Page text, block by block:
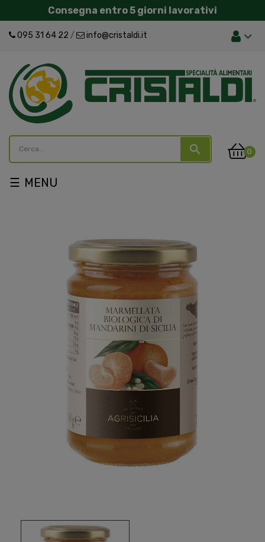
Consegna entro 5 giorni lavorativi
095 31 64 22 / info@cristaldi.it
search 0
navigazione
☰